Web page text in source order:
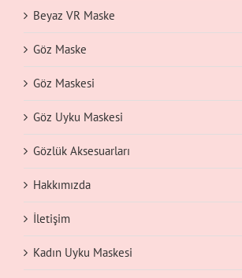
Beyaz VR Maske
Göz Maske
Göz Maskesi
Göz Uyku Maskesi
Gözlük Aksesuarları
Hakkımızda
İletişim
Kadın Uyku Maskesi